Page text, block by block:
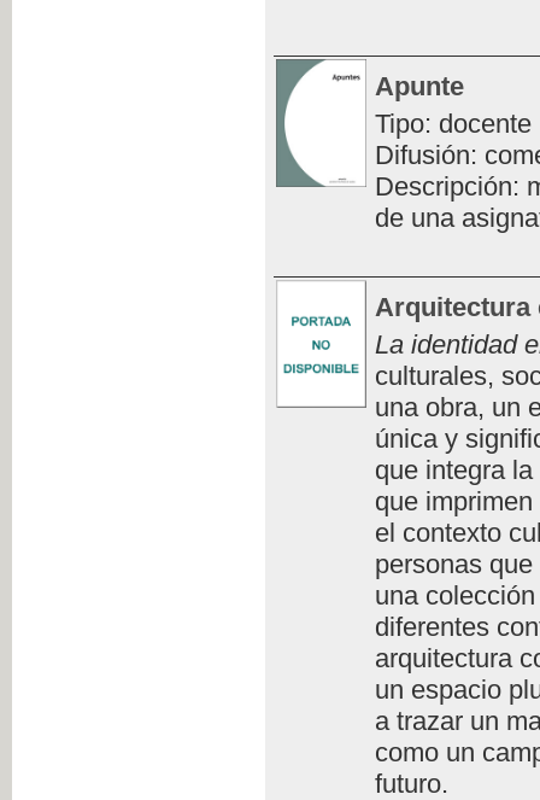
Apunte
Tipo: docente
Difusión:
Descripción:
de una
Arquitectura
La identidad
culturales,
una obra, un
única y
que integra
que
el contexto
personas
una
diferentes
arquitectura
un espacio
a trazar un
como un
futuro.